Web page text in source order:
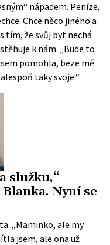
nápadem. Peníze,
Chce něco jiného a
tím, že svůj byt nechá
k nám. „Bude to
pomohla, beze mě
taky svoje.“
služku,“
Nyní se
„Maminko, ale my
jsem, ale ona už